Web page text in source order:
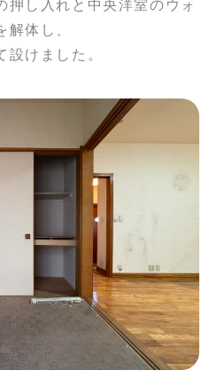
押し入れと中央洋室のウォ
解体し、
設けました。